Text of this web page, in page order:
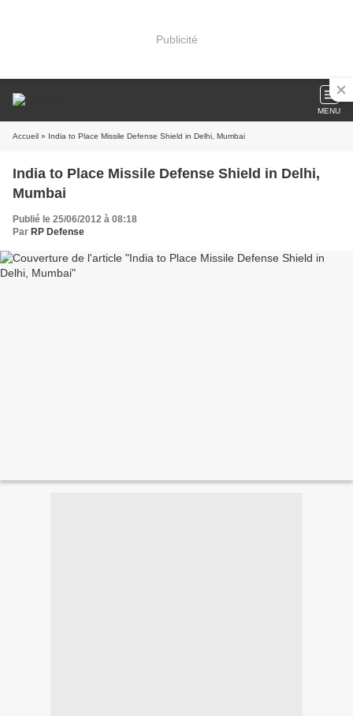
Publicité
MENU
Accueil » India to Place Missile Defense Shield in Delhi, Mumbai
India to Place Missile Defense Shield in Delhi,
Mumbai
Publié le 25/06/2012 à 08:18
Par RP Defense